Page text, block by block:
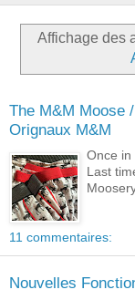
Affichage des
The M&M Moose
Orignaux M&M
Once in
Last
11 commentaires:
Nouvelles